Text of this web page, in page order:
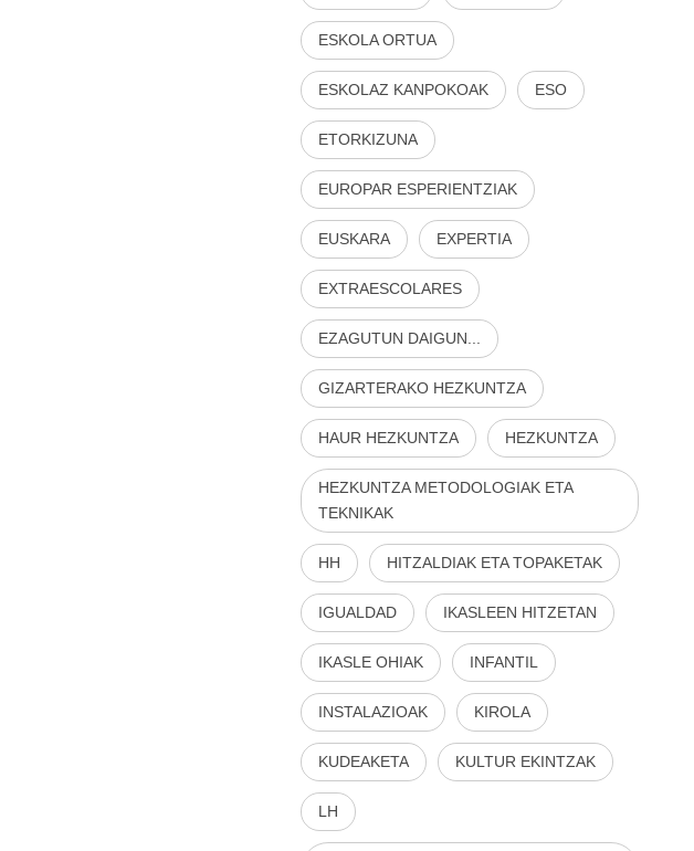
ESKOLA ORTUA
ESKOLAZ KANPOKOAK ESO
ETORKIZUNA
EUROPAR ESPERIENTZIAK
EUSKARA EXPERTIA
EXTRAESCOLARES
EZAGUTUN DAIGUN...
GIZARTERAKO HEZKUNTZA
HAUR HEZKUNTZA HEZKUNTZA
HEZKUNTZA METODOLOGIAK ETA
TEKNIKAK
HH HITZALDIAK ETA TOPAKETAK
IGUALDAD IKASLEEN HITZETAN
IKASLE OHIAK INFANTIL
INSTALAZIOAK KIROLA
KUDEAKETA KULTUR EKINTZAK
LH